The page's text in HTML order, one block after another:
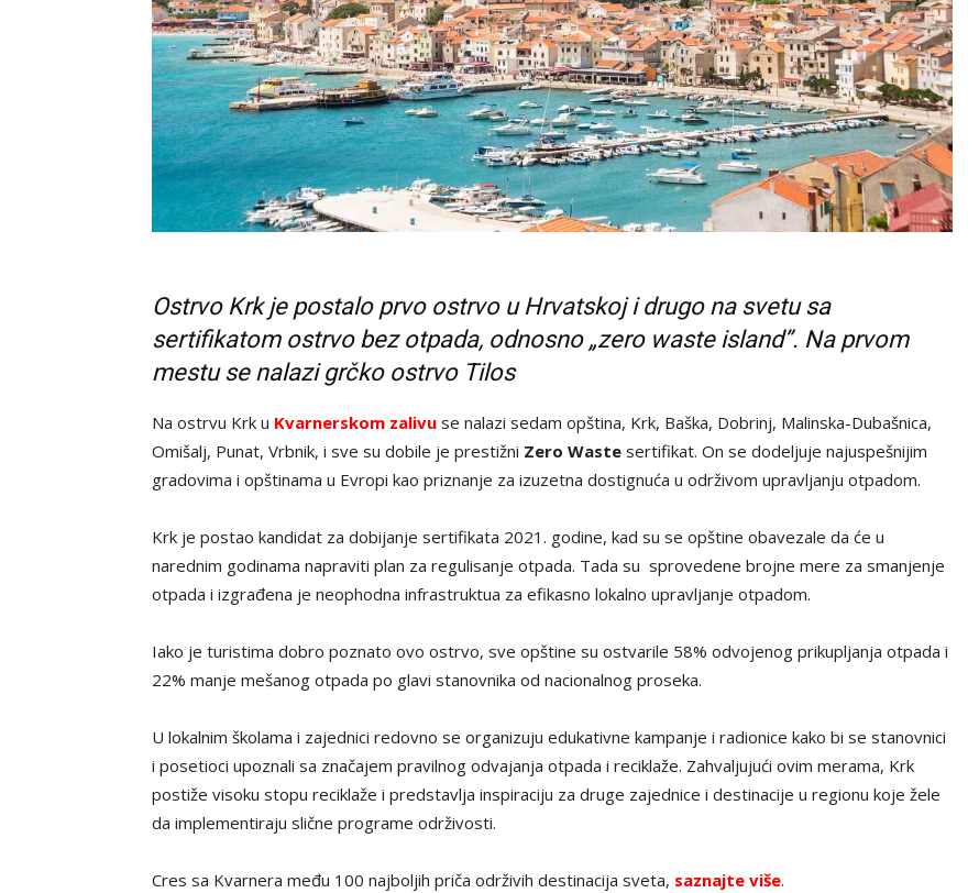
Ostrvo Krk je postalo prvo ostrvo u Hrvatskoj i drugo na svetu sa
sertifikatom ostrvo bez otpada, odnosno „zero waste island”. Na prvom
mestu se nalazi grčko ostrvo Tilos
Na ostrvu Krk u Kvarnerskom zalivu se nalazi sedam opština, Krk, Baška, Dobrinj, Malinska-Dubašnica,
Omišalj, Punat, Vrbnik, i sve su dobile je prestižni Zero Waste sertifikat. On se dodeljuje najuspešnijim
gradovima i opštinama u Evropi kao priznanje za izuzetna dostignuća u održivom upravljanju otpadom.
Krk je postao kandidat za dobijanje sertifikata 2021. godine, kad su se opštine obavezale da će u
narednim godinama napraviti plan za regulisanje otpada. Tada su sprovedene brojne mere za smanjenje
otpada i izgrađena je neophodna infrastruktua za efikasno lokalno upravljanje otpadom.
Iako je turistima dobro poznato ovo ostrvo, sve opštine su ostvarile 58% odvojenog prikupljanja otpada i
22% manje mešanog otpada po glavi stanovnika od nacionalnog proseka.
U lokalnim školama i zajednici redovno se organizuju edukativne kampanje i radionice kako bi se stanovnici
i posetioci upoznali sa značajem pravilnog odvajanja otpada i reciklaže. Zahvaljujući ovim merama, Krk
postiže visoku stopu reciklaže i predstavlja inspiraciju za druge zajednice i destinacije u regionu koje žele
da implementiraju slične programe održivosti.
Cres sa Kvarnera među 100 najboljih priča održivih destinacija sveta, saznajte više.